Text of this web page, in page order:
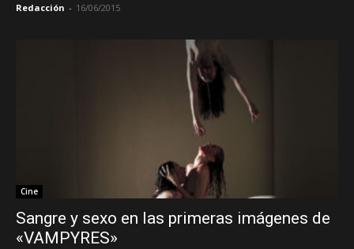
Redacción - 16/06/2015
Cine
Sangre y sexo en las primeras imágenes de
«VAMPYRES»